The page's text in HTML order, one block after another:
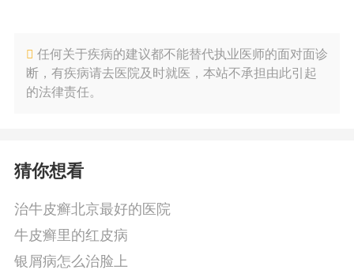
任何关于疾病的建议都不能替代执业医师的面对面诊
断，有疾病请去医院及时就医，本站不承担由此引起
的法律责任。
猜你想看
治牛皮癣北京最好的医院
牛皮癣里的红皮病
银屑病怎么治脸上